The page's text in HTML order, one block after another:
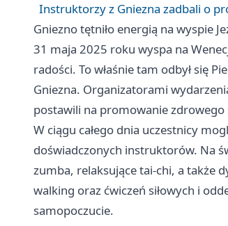
Instruktorzy z Gniezna zadbali o
Gnieznotętniło energią na wyspie
31 maja 2025 roku wyspa na
radości. To właśnie tam odbył się
Gniezna. Organizatorami
postawili na promowanie
W ciągu całego dnia uczestnicy
doświadczonych instruktorów. Na
zumba, relaksujące tai-chi, a także
walking oraz ćwiczeń siłowych i
samopoczucie.